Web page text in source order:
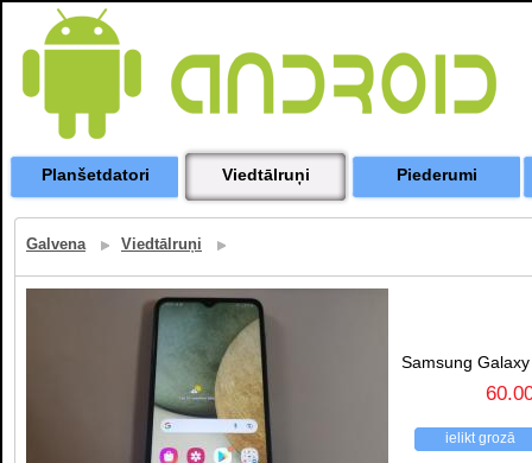
Planšetdatori Viedtālruņi Piederumi
Galvena Viedtālruņi
Samsung
ielikt grozā